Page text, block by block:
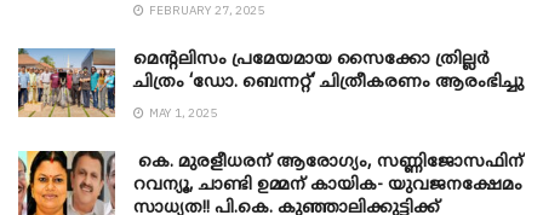
FEBRUARY 27, 2025
മെന്‍റലിസം പ്രമേയമായ സൈക്കോ ത്രില്ലർ
ചിത്രം ‘ഡോ. ബെന്നറ്റ്’ ചിത്രീകരണം ആരംഭിച്ചു
MAY 1, 2025
കെ. മുരളീധരന് ആരോഗ്യം, സണ്ണിജോസഫിന്
റവന്യൂ, ചാണ്ടി ഉമ്മന് കായിക- യുവജനക്ഷേമം
സാധ്യത!! പി.കെ. കുഞ്ഞാലിക്കുട്ടിക്ക്